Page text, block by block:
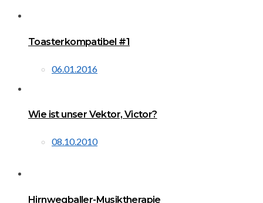
Toasterkompatibel #1
06.01.2016
Wie ist unser Vektor, Victor?
08.10.2010
Hirnwegballer-Musiktherapie